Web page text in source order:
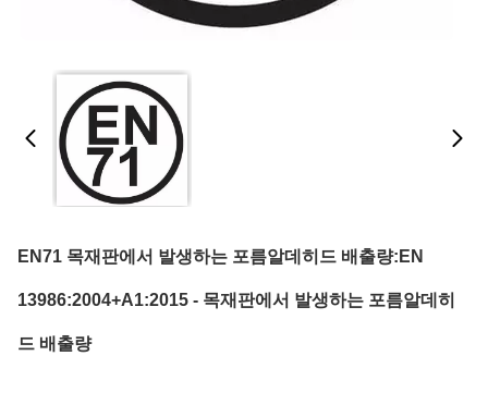
EN71 목재판에서 발생하는 포름알데히드 배출량:EN
13986:2004+A1:2015 - 목재판에서 발생하는 포름알데히
드 배출량